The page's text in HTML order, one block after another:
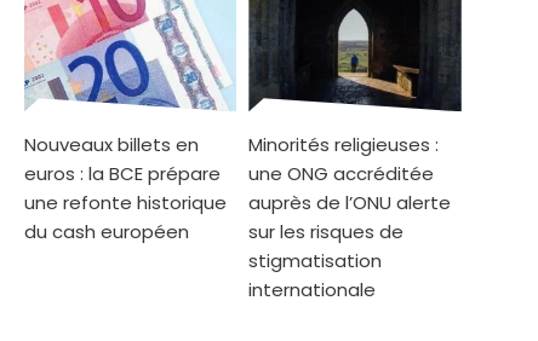
Nouveaux billets en
euros : la BCE prépare
une refonte historique
du cash européen
Minorités religieuses :
une ONG accréditée
auprès de l’ONU alerte
sur les risques de
stigmatisation
internationale